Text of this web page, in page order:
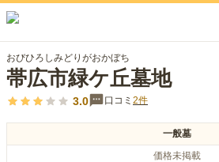
おびひろしみどりがおかぼち
帯広市緑ケ丘墓地
3.0 口コミ 2件
一般墓
価格未掲載